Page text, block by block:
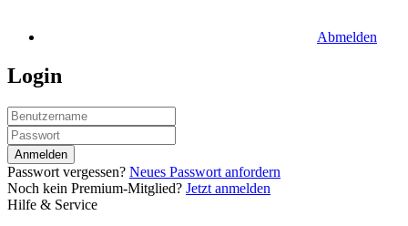
Abmelden
Login
Anmelden
Passwort vergessen? Neues Passwort anfordern
Noch kein Premium-Mitglied? Jetzt anmelden
Hilfe & Service